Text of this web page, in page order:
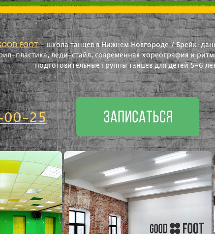
FOOT- школа танцев в Нижнем Новгороде / Брейк-
пластика, леди-стайл, современная хореография и
подготовительные группы танцев для детей 5-6
00-25